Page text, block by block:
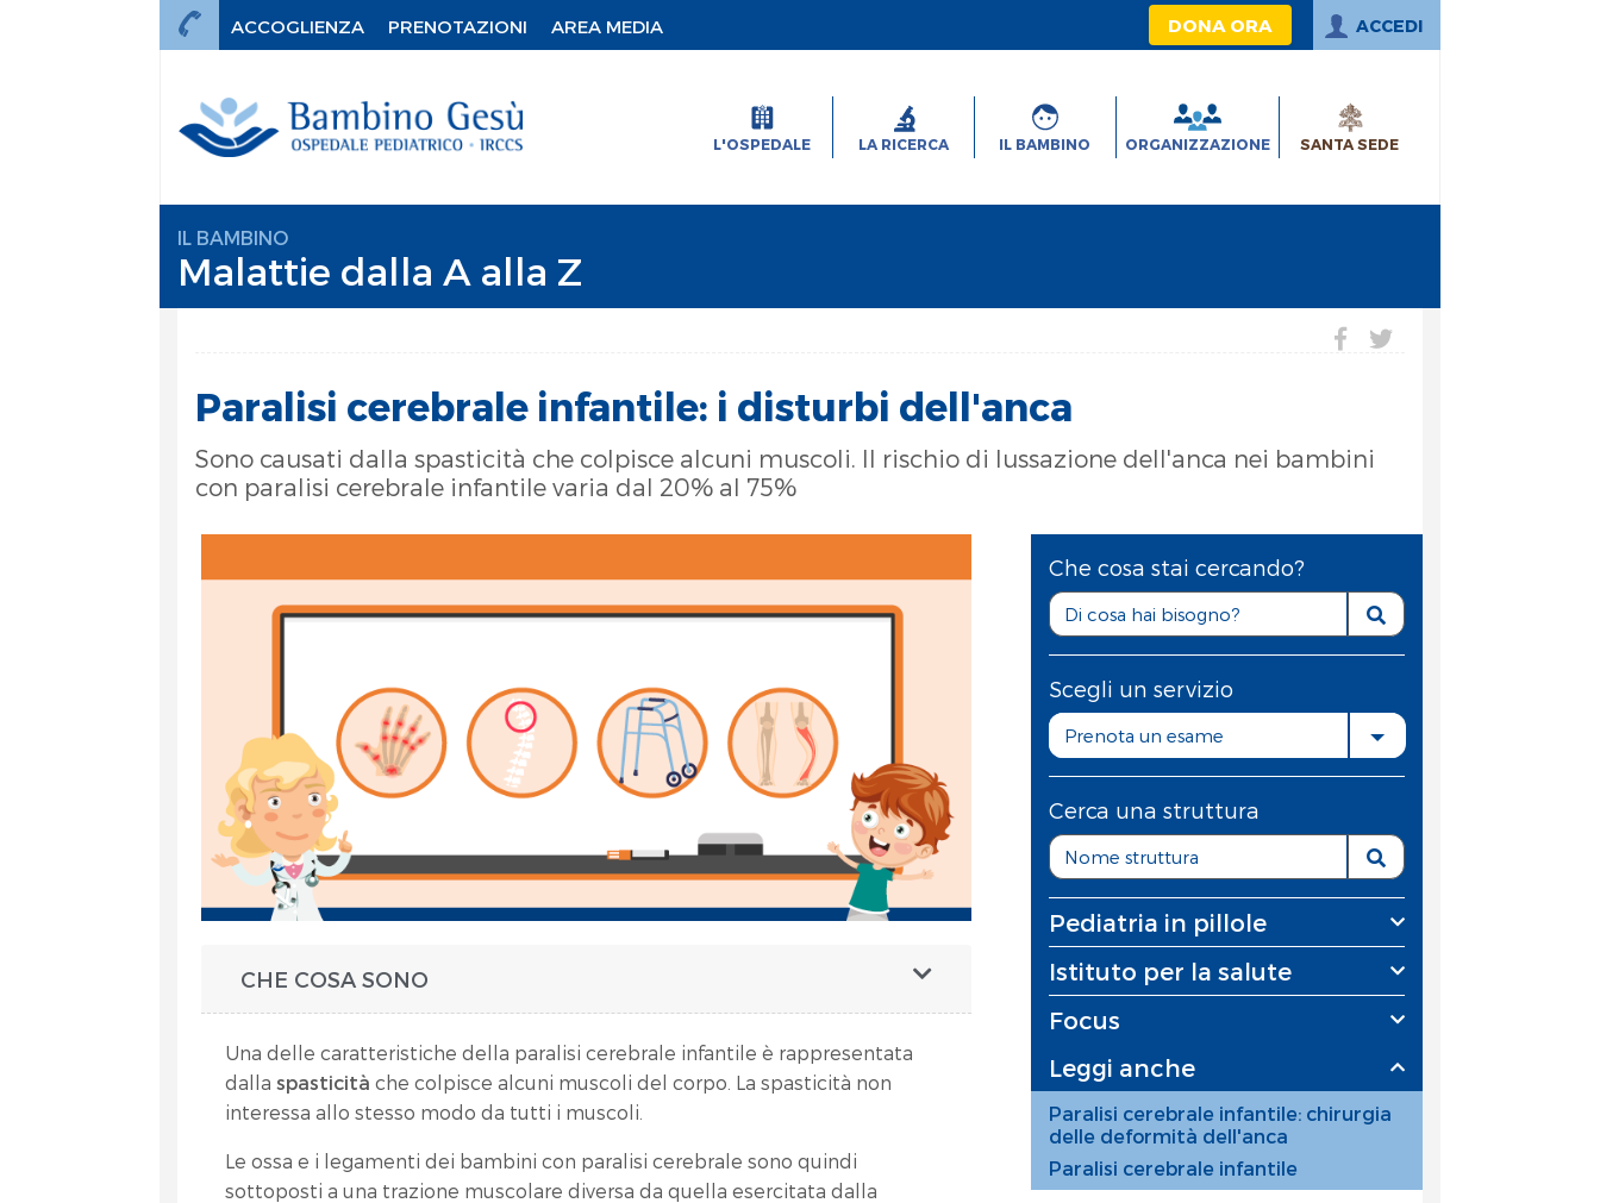
ACCOGLIENZA PRENOTAZIONI AREA MEDIA DONA ORA ACCEDI
L'OSPEDALE LA RICERCA IL BAMBINO ORGANIZZAZIONE SANTA SEDE
IL BAMBINO
Malattie dalla A alla Z
Paralisi cerebrale infantile: i disturbi dell'anca
Sono causati dalla spasticità che colpisce alcuni muscoli. Il rischio di lussazione dell'anca nei bambini
con paralisi cerebrale infantile varia dal 20% al 75%
CHE COSA SONO
Una delle caratteristiche della paralisi cerebrale infantile è rappresentata
dallaspasticità che colpisce alcuni muscoli del corpo. La spasticità non
interessa allo stesso modo da tutti i muscoli.
Le ossa e i legamenti dei bambini con paralisi cerebrale sono quindi
sottoposti a una trazione muscolare diversa da quella esercitata dalla
Che cosa stai cercando?
Scegli un servizio
Prenota un esame
Cerca una struttura
Pediatria in pillole
Istituto per la salute
Focus
Leggi anche
Paralisi cerebrale infantile: chirurgia
delle deformità dell'anca
Paralisi cerebrale infantile